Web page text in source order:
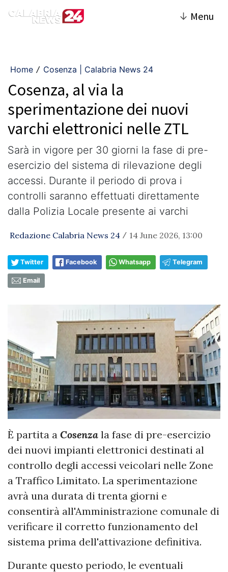
↓ Menu
Home / Cosenza | Calabria News 24
Cosenza, al via la
sperimentazione dei nuovi
varchi elettronici nelle ZTL
Sarà in vigore per 30 giorni la fase di pre-
esercizio del sistema di rilevazione degli
accessi. Durante il periodo di prova i
controlli saranno effettuati direttamente
dalla Polizia Locale presente ai varchi
Redazione Calabria News 24 / 14 June 2026, 13:00
Twitter Facebook Whatsapp Telegram
Email
È partita a Cosenza la fase di pre-esercizio
dei nuovi impianti elettronici destinati al
controllo degli accessi veicolari nelle Zone
a Traffico Limitato. La sperimentazione
avrà una durata di trenta giorni e
consentirà all'Amministrazione comunale di
verificare il corretto funzionamento del
sistema prima dell'attivazione definitiva.
Durante questo periodo, le eventuali